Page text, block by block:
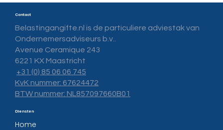
Diensten
Home
Contact
Belastingangifte.nl is de particuliere adviestak van
Ondernemersadviseurs b.v..
Avenue Ceramique 243
6221 KX Maastricht
+31 (0) 85 06 06 745
KvK nummer: 67624472
BTW nummer: NL857097660B01